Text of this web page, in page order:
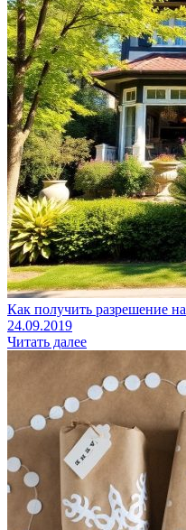
Как получить разрешение
24.09.2019
Читать далее